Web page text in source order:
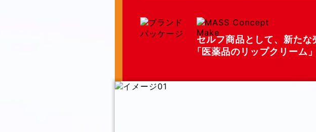
セルフ商品として、新た
「 医薬品のリップクリーム